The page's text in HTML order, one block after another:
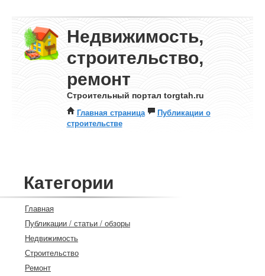
Недвижимость,
строительство,
ремонт
Строительный портал torgtah.ru
Главная страница
Публикации о
строительстве
Категории
Главная
Публикации / статьи / обзоры
Недвижимость
Строительство
Ремонт